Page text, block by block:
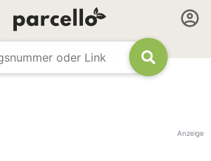
Anzeige